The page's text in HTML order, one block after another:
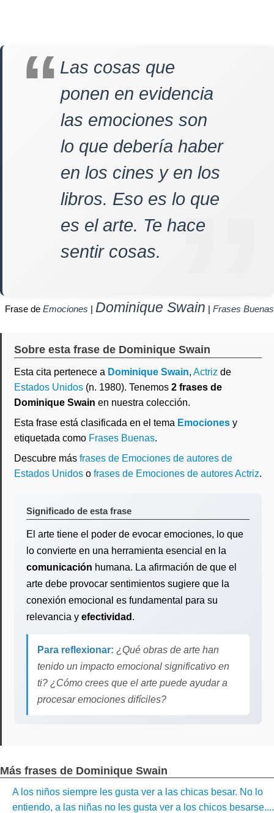
Las cosas que
ponen en evidencia
las emociones son
lo que debería haber
en los cines y en los
libros. Eso es lo que
es el arte. Te hace
sentir cosas.
Frase de Emociones | Dominique Swain | Frases Buenas
Sobre esta frase de Dominique Swain
Esta cita pertenece a Dominique Swain, Actriz de
Estados Unidos (n. 1980). Tenemos 2 frases de
Dominique Swain en nuestra colección.
Esta frase está clasificada en el tema Emociones y
etiquetada como Frases Buenas.
Descubre más frases de Emociones de autores de
Estados Unidos o frases de Emociones de autores Actriz.
Significado de esta frase
El arte tiene el poder de evocar emociones, lo que
lo convierte en una herramienta esencial en la
comunicación humana. La afirmación de que el
arte debe provocar sentimientos sugiere que la
conexión emocional es fundamental para su
relevancia y efectividad .
Para reflexionar: ¿Qué obras de arte han
tenido un impacto emocional significativo en
ti? ¿Cómo crees que el arte puede ayudar a
procesar emociones difíciles?
Más frases de Dominique Swain
A los niños siempre les gusta ver a las chicas besar. No lo
entiendo, a las niñas no les gusta ver a los chicos besarse....